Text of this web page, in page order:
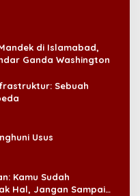
di Islamabad,
Ganda Washington
Sebuah
Usus
Kamu Sudah
Hal, Jangan Sampai